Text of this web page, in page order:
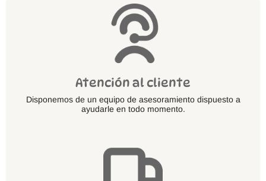
Atención al cliente
Disponemos de un equipo de asesoramiento dispuesto a
ayudarle en todo momento.